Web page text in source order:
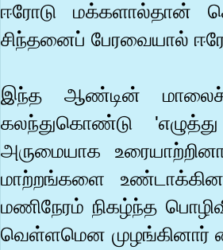
ஈரோடு மக்களால்தான்
சிந்தனைப் பேரவையால்
இந்த ஆண்டின்
கலந்துகொண்டு
அருமையாக
மாற்றங்களை உண்டாக்கின
மணிநேரம் நிகழ்ந்த
வெள்ளமென முழங்கினார்